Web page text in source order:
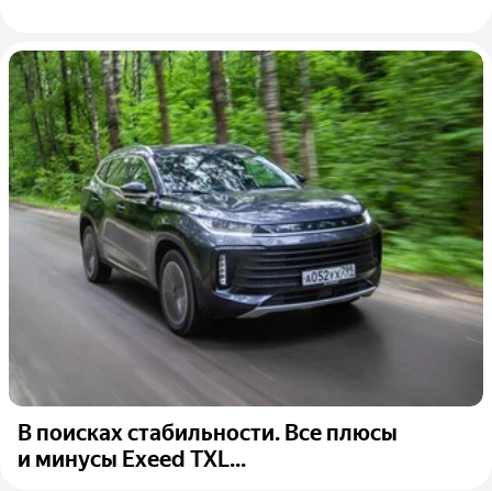
В поисках стабильности. Все плюсы
и минусы Exeed TXL...